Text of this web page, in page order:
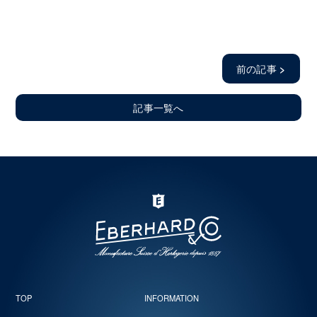
前の記事 >
記事一覧へ
TOP INFORMATION